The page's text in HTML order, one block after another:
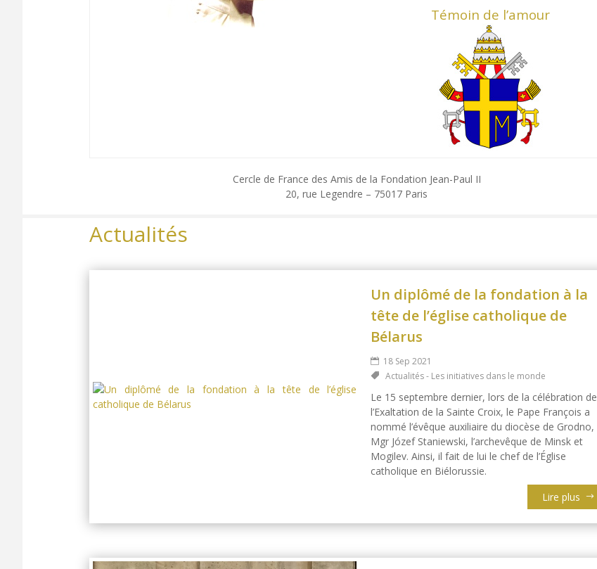
Témoin de l’amour
Cercle de France des Amis de la Fondation Jean-Paul II
20, rue Legendre – 75017 Paris
Actualités
Un diplômé de la fondation à la
tête de l’église catholique de
Bélarus
18 Sep 2021
Actualités - Les initiatives dans le monde
Le 15 septembre dernier, lors de la célébration de
l’Exaltation de la Sainte Croix, le Pape François a
nommé l’évêque auxiliaire du diocèse de Grodno,
Mgr Józef Staniewski, l’archevêque de Minsk et
Mogilev. Ainsi, il fait de lui le chef de l’Église
catholique en Biélorussie.
Lire plus